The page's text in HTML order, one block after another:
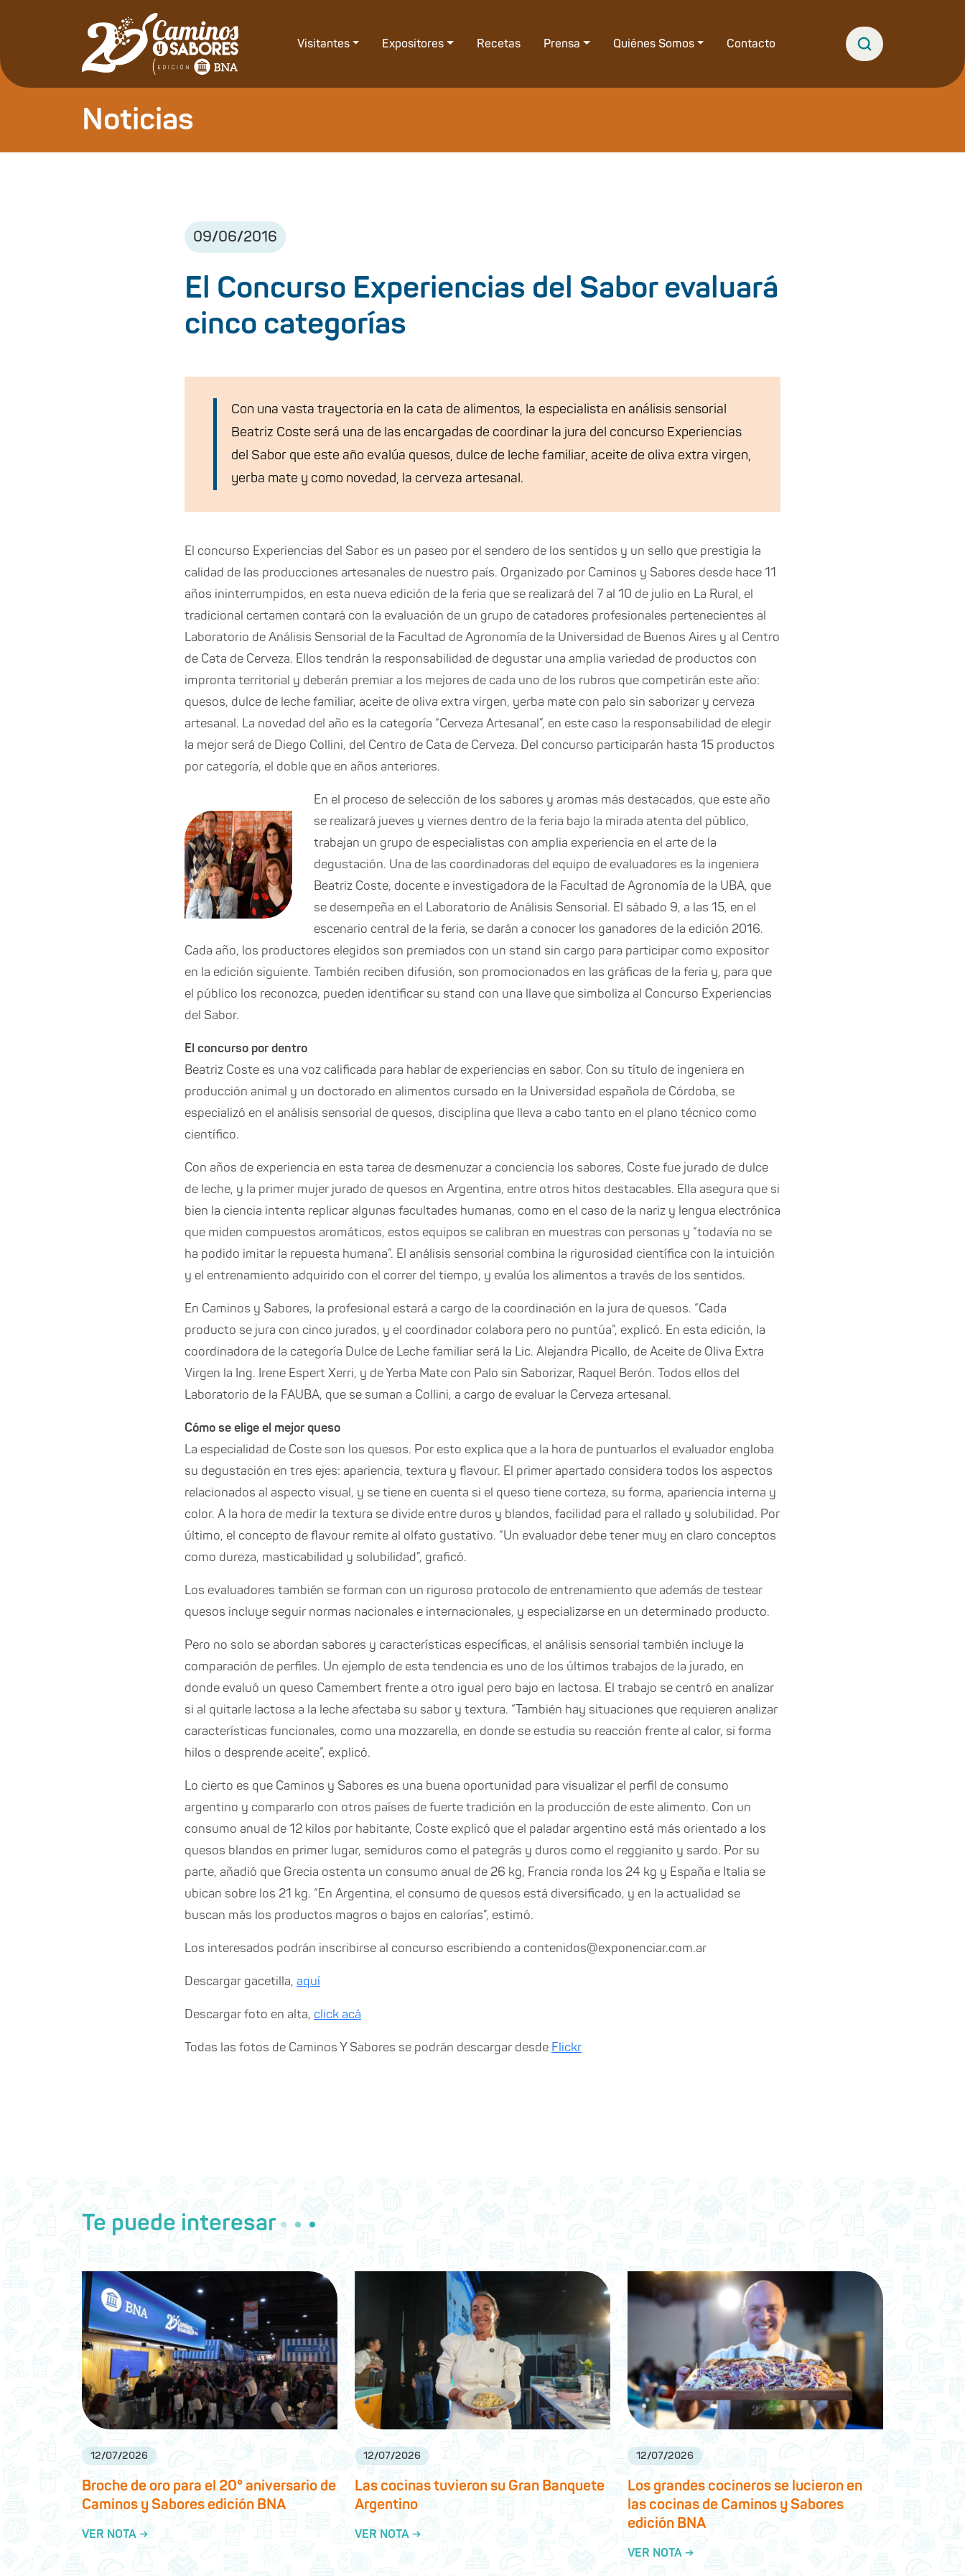
Visitantes Expositores Recetas Prensa Quiénes Somos Contacto
Noticias
09/06/2016
El Concurso Experiencias del Sabor evaluará
cinco categorías
Con una vasta trayectoria en la cata de alimentos, la especialista en análisis sensorial
Beatriz Coste será una de las encargadas de coordinar la jura del concurso Experiencias
del Sabor que este año evalúa quesos, dulce de leche familiar, aceite de oliva extra virgen,
yerba mate y como novedad, la cerveza artesanal.
El concurso Experiencias del Sabor es un paseo por el sendero de los sentidos y un sello que prestigia la
calidad de las producciones artesanales de nuestro país. Organizado por Caminos y Sabores desde hace 11
años ininterrumpidos, en esta nueva edición de la feria que se realizará del 7 al 10 de julio en La Rural, el
tradicional certamen contará con la evaluación de un grupo de catadores profesionales pertenecientes al
Laboratorio de Análisis Sensorial de la Facultad de Agronomía de la Universidad de Buenos Aires y al Centro
de Cata de Cerveza. Ellos tendrán la responsabilidad de degustar una amplia variedad de productos con
impronta territorial y deberán premiar a los mejores de cada uno de los rubros que competirán este año:
quesos, dulce de leche familiar, aceite de oliva extra virgen, yerba mate con palo sin saborizar y cerveza
artesanal. La novedad del año es la categoría “Cerveza Artesanal”, en este caso la responsabilidad de elegir
la mejor será de Diego Collini, del Centro de Cata de Cerveza. Del concurso participarán hasta 15 productos
por categoría, el doble que en años anteriores.
En el proceso de selección de los sabores y aromas más destacados, que este año
se realizará jueves y viernes dentro de la feria bajo la mirada atenta del público,
trabajan un grupo de especialistas con amplia experiencia en el arte de la
degustación. Una de las coordinadoras del equipo de evaluadores es la ingeniera
Beatriz Coste, docente e investigadora de la Facultad de Agronomía de la UBA, que
se desempeña en el Laboratorio de Análisis Sensorial. El sábado 9, a las 15, en el
escenario central de la feria, se darán a conocer los ganadores de la edición 2016.
Cada año, los productores elegidos son premiados con un stand sin cargo para participar como expositor
en la edición siguiente. También reciben difusión, son promocionados en las gráficas de la feria y, para que
el público los reconozca, pueden identificar su stand con una llave que simboliza al Concurso Experiencias
del Sabor.
El concurso por dentro
Beatriz Coste es una voz calificada para hablar de experiencias en sabor. Con su título de ingeniera en
producción animal y un doctorado en alimentos cursado en la Universidad española de Córdoba, se
especializó en el análisis sensorial de quesos, disciplina que lleva a cabo tanto en el plano técnico como
científico.
Con años de experiencia en esta tarea de desmenuzar a conciencia los sabores, Coste fue jurado de dulce
de leche, y la primer mujer jurado de quesos en Argentina, entre otros hitos destacables. Ella asegura que si
bien la ciencia intenta replicar algunas facultades humanas, como en el caso de la nariz y lengua electrónica
que miden compuestos aromáticos, estos equipos se calibran en muestras con personas y “todavía no se
ha podido imitar la repuesta humana”. El análisis sensorial combina la rigurosidad científica con la intuición
y el entrenamiento adquirido con el correr del tiempo, y evalúa los alimentos a través de los sentidos.
En Caminos y Sabores, la profesional estará a cargo de la coordinación en la jura de quesos. “Cada
producto se jura con cinco jurados, y el coordinador colabora pero no puntúa”, explicó. En esta edición, la
coordinadora de la categoría Dulce de Leche familiar será la Lic. Alejandra Picallo, de Aceite de Oliva Extra
Virgen la Ing. Irene Espert Xerri, y de Yerba Mate con Palo sin Saborizar, Raquel Berón. Todos ellos del
Laboratorio de la FAUBA, que se suman a Collini, a cargo de evaluar la Cerveza artesanal.
Cómo se elige el mejor queso
La especialidad de Coste son los quesos. Por esto explica que a la hora de puntuarlos el evaluador engloba
su degustación en tres ejes: apariencia, textura y flavour. El primer apartado considera todos los aspectos
relacionados al aspecto visual, y se tiene en cuenta si el queso tiene corteza, su forma, apariencia interna y
color. A la hora de medir la textura se divide entre duros y blandos, facilidad para el rallado y solubilidad. Por
último, el concepto de flavour remite al olfato gustativo. “Un evaluador debe tener muy en claro conceptos
como dureza, masticabilidad y solubilidad”, graficó.
Los evaluadores también se forman con un riguroso protocolo de entrenamiento que además de testear
quesos incluye seguir normas nacionales e internacionales, y especializarse en un determinado producto.
Pero no solo se abordan sabores y características específicas, el análisis sensorial también incluye la
comparación de perfiles. Un ejemplo de esta tendencia es uno de los últimos trabajos de la jurado, en
donde evaluó un queso Camembert frente a otro igual pero bajo en lactosa. El trabajo se centró en analizar
si al quitarle lactosa a la leche afectaba su sabor y textura. “También hay situaciones que requieren analizar
características funcionales, como una mozzarella, en donde se estudia su reacción frente al calor, si forma
hilos o desprende aceite”, explicó.
Lo cierto es que Caminos y Sabores es una buena oportunidad para visualizar el perfil de consumo
argentino y compararlo con otros países de fuerte tradición en la producción de este alimento. Con un
consumo anual de 12 kilos por habitante, Coste explicó que el paladar argentino está más orientado a los
quesos blandos en primer lugar, semiduros como el pategrás y duros como el reggianito y sardo. Por su
parte, añadió que Grecia ostenta un consumo anual de 26 kg, Francia ronda los 24 kg y España e Italia se
ubican sobre los 21 kg. “En Argentina, el consumo de quesos está diversificado, y en la actualidad se
buscan más los productos magros o bajos en calorías”, estimó.
Los interesados podrán inscribirse al concurso escribiendo a contenidos@exponenciar.com.ar
Descargar gacetilla, aquí
Descargar foto en alta, click acá
Todas las fotos de Caminos Y Sabores se podrán descargar desde Flickr
Te puede interesar
12/07/2026
Broche de oro para el 20° aniversario de
Caminos y Sabores edición BNA
VER NOTA →
12/07/2026
Las cocinas tuvieron su Gran Banquete
Argentino
VER NOTA →
12/07/2026
Los grandes cocineros se lucieron en
las cocinas de Caminos y Sabores
edición BNA
VER NOTA →